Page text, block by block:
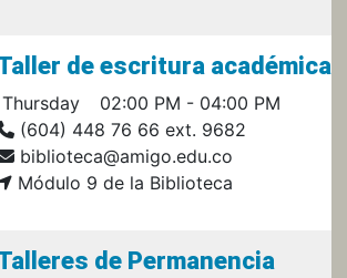
de escritura académica
Thursday
02:00 PM - 04:00 PM
(604) 448 76 66 ext. 9682
biblioteca@amigo.edu.co
Módulo 9 de la Biblioteca
de Permanencia